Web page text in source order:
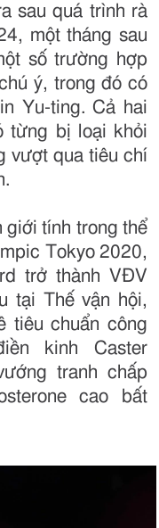
sau quá trình rà
một tháng sau
số trường hợp
ý, trong đó có
Yu-ting. Cả hai
từng bị loại khỏi
vượt qua tiêu chí
giới tính trong thể
Tokyo 2020,
trở thành VĐV
tại Thế vận hội,
tiêu chuẩn công
kinh Caster
tranh chấp
cao bất